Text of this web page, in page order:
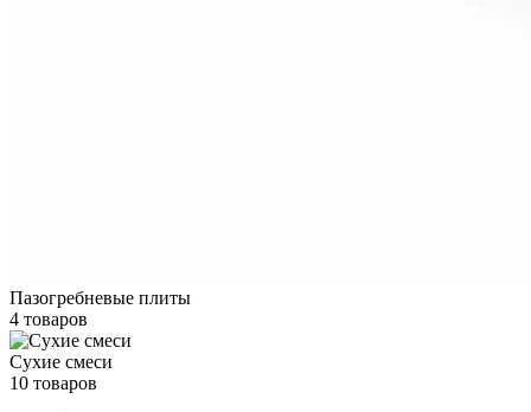
Пазогребневые плиты
4 товаров
Сухие смеси
10 товаров